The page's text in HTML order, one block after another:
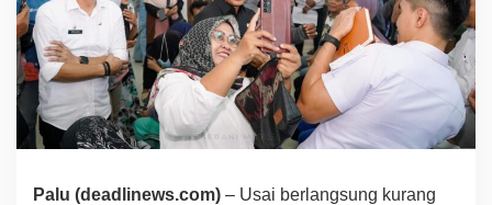
Palu (deadlinews.com) – Usai berlangsung kurang